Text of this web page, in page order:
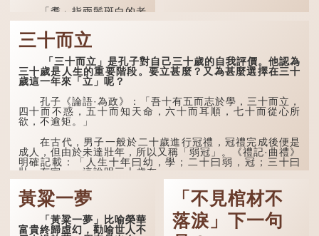
「耄」指兩鬢斑白的老
人家，亦含有思想紊亂的意
思；「耋」更有跌倒的意
思，也是用來形容老人家
的。
曹操《對酒歌》就曾寫
道：「耄耋皆得以壽終，恩
到了一百歲呢？
頤」。《禮記.曲禮上》：
「百年曰期頤。」鄭玄註：
「期，猶要也；頤，養也。
不知衣服食味，孝子要盡養
道...
三十而立
「三十而立」是孔子對自己三十歲的自我評價。他認為
三十歲是人生的重要階段。要立甚麼？又為甚麼選擇在三十
歲這一年來「立」呢？
孔子《論語·為政》：「吾十有五而志於學，三十而立，
四十而不惑，五十而知天命，六十而耳順，七十而從心所
欲，不逾矩。」
在古代，男子一般於二十歲進行冠禮，冠禮完成後便是
成人，但由於未達壯年，所以又稱「弱冠」。《禮記·曲禮》
明確記載：「人生十年曰幼，學；二十曰弱，冠；三十曰
壯，有室。」這說明三十歲在...
黃粱一夢
「黃粱一夢」比喻榮華
富貴終歸虛幻，勸喻世人不
「不見棺材不
落淚」下一句